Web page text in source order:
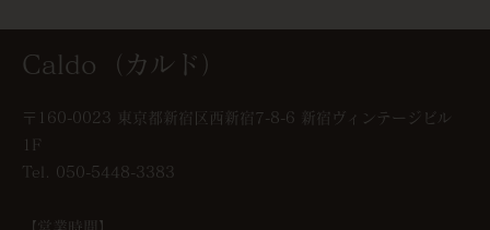
Caldo（カルド）
〒160-0023 東京都新宿区西新宿7-8-6 新宿ヴィンテージビル
1F
Tel. 050-5448-3383